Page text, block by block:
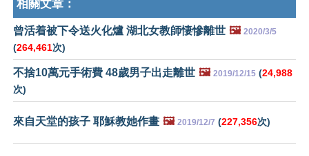
相關文章：
曾活着被下令送火化爐 湖北女教師悽慘離世 🖼️ 2020/3/5
(264,461次)
不捨10萬元手術費 48歲男子出走離世 🖼️ 2019/12/15 (24,988
次)
來自天堂的孩子 耶穌教她作畫 🖼️ 2019/12/7 (227,356次)